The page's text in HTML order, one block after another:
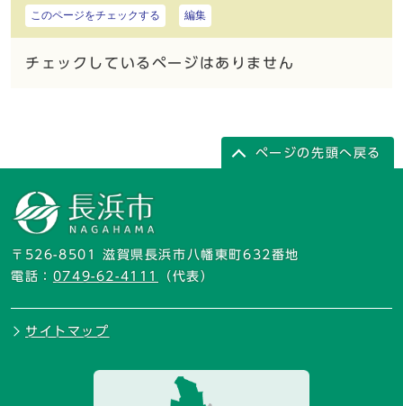
このページをチェックする 編集
チェックしているページはありません
ページの先頭へ戻る
〒526-8501 滋賀県長浜市八幡東町632番地
電話： 0749-62-4111 （代表）
サイトマップ